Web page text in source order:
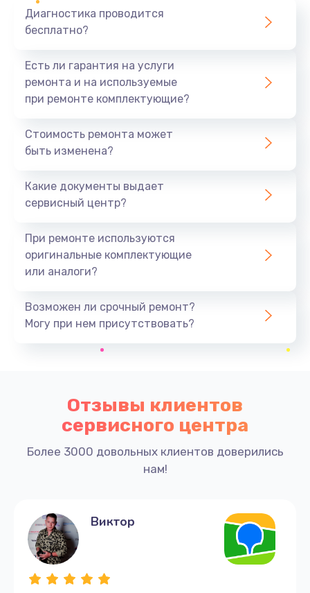
Диагностика проводится
бесплатно?
Есть ли гарантия на услуги
ремонта и на используемые
при ремонте комплектующие?
Стоимость ремонта может
быть изменена?
Какие документы выдает
сервисный центр?
При ремонте используются
оригинальные комплектующие
или аналоги?
Возможен ли срочный ремонт?
Могу при нем присутствовать?
Отзывы клиентов
сервисного центра
Более 3000 довольных клиентов доверились
нам!
Виктор